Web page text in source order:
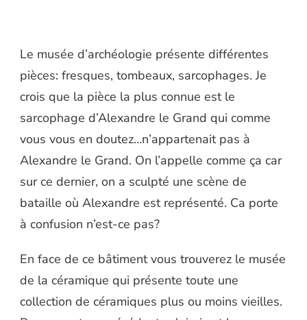
Le musée d’archéologie présente différentes
pièces: fresques, tombeaux, sarcophages. Je
crois que la pièce la plus connue est le
sarcophage d’Alexandre le Grand qui comme
vous vous en doutez…n’appartenait pas à
Alexandre le Grand. On l’appelle comme ça car
sur ce dernier, on a sculpté une scène de
bataille où Alexandre est représenté. Ca porte
à confusion n’est-ce pas?
En face de ce bâtiment vous trouverez le musée
de la céramique qui présente toute une
collection de céramiques plus ou moins vieilles.